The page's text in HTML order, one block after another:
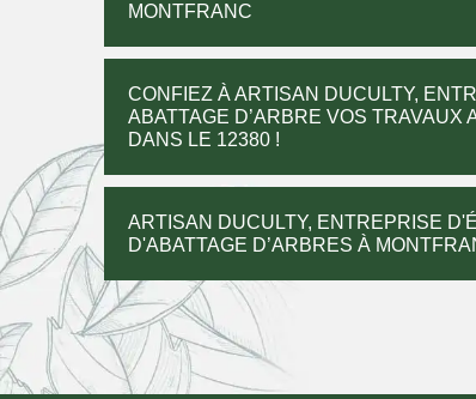
MONTFRANC
CONFIEZ À ARTISAN DUCULTY,
ABATTAGE D’ARBRE VOS TRAVAUX
DANS LE 12380 !
ARTISAN DUCULTY, ENTREPRISE
D'ABATTAGE D’ARBRES À